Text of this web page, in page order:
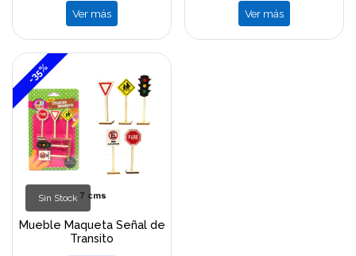
Ver más Ver más
-35%
Sin Stock
Mueble Maqueta Señal de
Transito